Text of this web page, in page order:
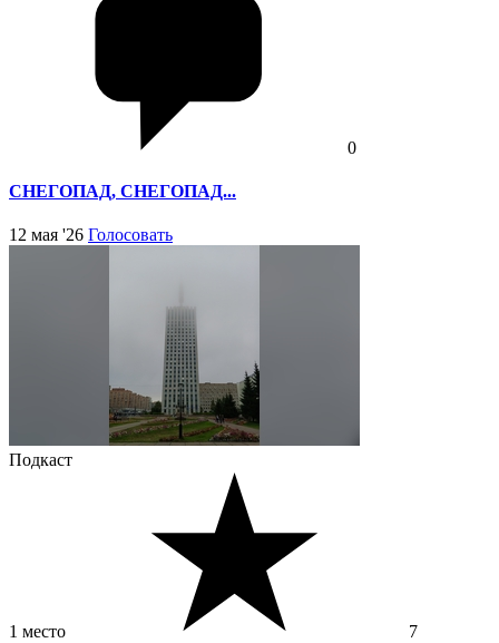
0
СНЕГОПАД, СНЕГОПАД...
12 мая '26 Голосовать
Подкаст
1 место 7